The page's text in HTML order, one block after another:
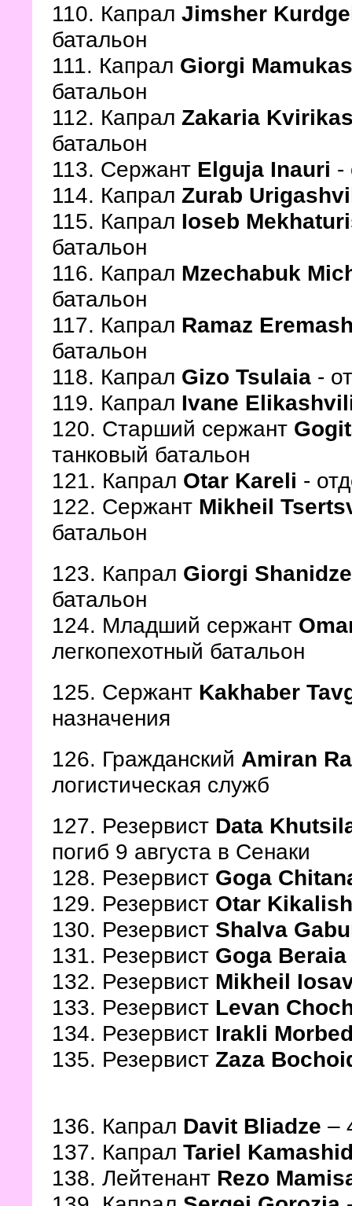
110. Капрал Jimsher
батальон
111. Капрал Giorgi
батальон
112. Капрал Zakaria
батальон
113. Сержант Elguja Inauri -
114. Капрал Zurab
115. Капрал Ioseb
батальон
116. Капрал Mzechabuk
батальон
117. Капрал Ramaz
батальон
118. Капрал Gizo Tsulaia -
119. Капрал Ivane
120. Старший сержант
танковый батальон
121. Капрал Otar Kareli -
122. Сержант Mikheil
батальон
123. Капрал Giorgi Shanidze
батальон
124. Младший сержант
легкопехотный батальон
125. Сержант Kakhaber
назначения
126. Гражданский Amiran
логистическая служб
127. Резервист Data
погиб 9 августа в Сенаки
128. Резервист Goga
129. Резервист Otar
130. Резервист Shalva
131. Резервист Goga Beraia
132. Резервист Mikheil
133. Резервист Levan
134. Резервист Irakli
135. Резервист Zaza
136. Капрал Davit Bliadze –
137. Капрал Tariel
138. Лейтенант Rezo